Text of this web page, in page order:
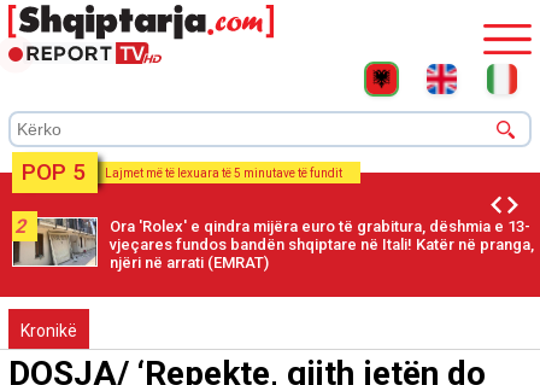
POP 5 Lajmet më të lexuara të 5 minutave të fundit
2
Ora 'Rolex' e qindra mijëra euro të grabitura, dëshmia e 13-
vjeçares fundos bandën shqiptare në Itali! Katër në pranga,
njëri në arrati (EMRAT)
Kronikë
DOSJA/ ‘Repekte, gjith jetën do